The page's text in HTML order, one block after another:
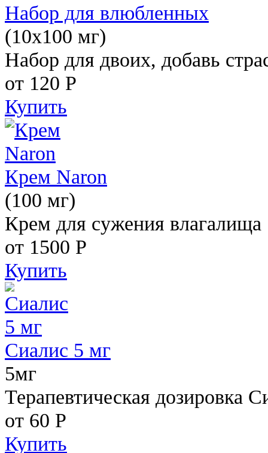
Набор для влюбленных
(10х100 мг)
Набор для двоих, добавь
от 120 Р
Купить
Крем Naron
(100 мг)
Крем для сужения влагалища
от 1500 Р
Купить
Сиалис 5 мг
5мг
Терапевтическая дозировка
от 60 Р
Купить